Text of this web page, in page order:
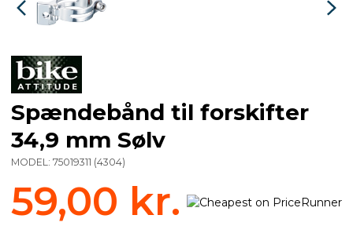
Spændebånd til forskifter
34,9 mm Sølv
MODEL: 75019311 (4304)
59,00 kr.